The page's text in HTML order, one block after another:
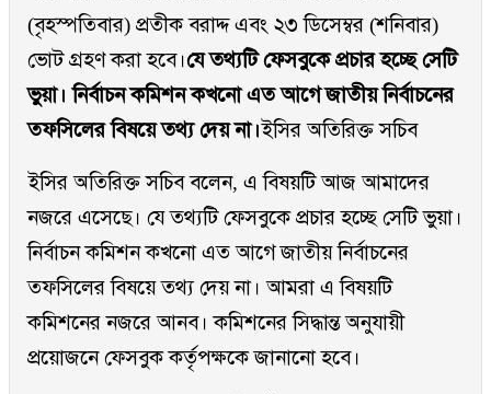
(বৃহস্পতিবার) প্রতীক বরাদ্দ এবং ২৩ ডিসেম্বর (শনিবার)
ভোট গ্রহণ করা হবে।যে তথ্যটি ফেসবুকে প্রচার হচ্ছে সেটি
ভুয়া। নির্বাচন কমিশন কখনো এত আগে জাতীয় নির্বাচনের
তফসিলের বিষয়ে তথ্য দেয় না।ইসির অতিরিক্ত সচিব
ইসির অতিরিক্ত সচিব বলেন, এ বিষয়টি আজ আমাদের
নজরে এসেছে। যে তথ্যটি ফেসবুকে প্রচার হচ্ছে সেটি ভুয়া।
নির্বাচন কমিশন কখনো এত আগে জাতীয় নির্বাচনের
তফসিলের বিষয়ে তথ্য দেয় না। আমরা এ বিষয়টি
কমিশনের নজরে আনব। কমিশনের সিদ্ধান্ত অনুযায়ী
প্রয়োজনে ফেসবুক কর্তৃপক্ষকে জানানো হবে।